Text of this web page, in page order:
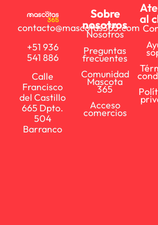
contacto@mascotas365.com
+51 936
541 886
Calle
Francisco
del Castillo
665 Dpto.
504
Barranco
Sobre
nosotros
Nosotros
Preguntas
frecuentes
Comunidad
Mascota
365
Acceso
comercios
al